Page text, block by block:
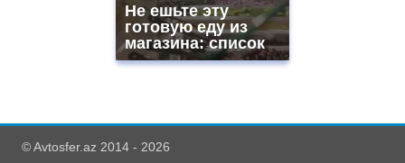
Не ешьте эту
готовую еду из
магазина: список
© Avtosfer.az 2014 - 2026